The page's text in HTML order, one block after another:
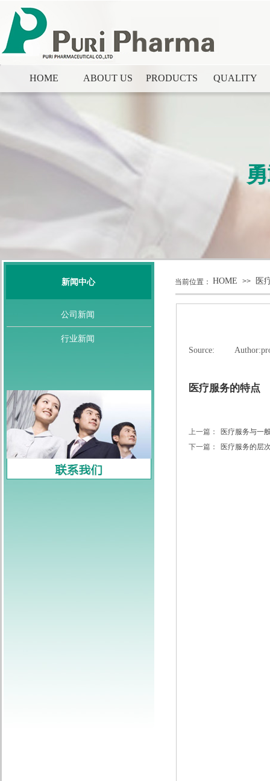
HOME ABOUT US PRODUCTS QUALITY
公司新闻
行业新闻
HOME >> 医
新闻中心 当前位置：
Source: Author:
医疗服务的特点
上一篇：
医疗服务与一
下一篇：
医疗服务的层